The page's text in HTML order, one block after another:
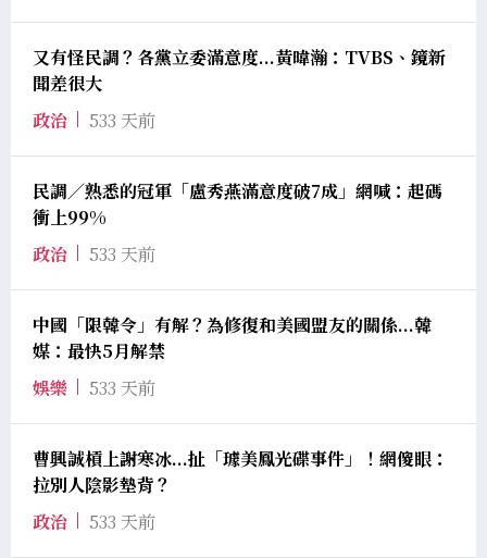
又有怪民調？各黨立委滿意度...黃暐瀚：TVBS、鏡新
聞差很大
政治
533 天前
民調／熟悉的冠軍「盧秀燕滿意度破7成」網喊：起碼
衝上99%
政治
533 天前
中國「限韓令」有解？為修復和美國盟友的關係...韓
媒：最快5月解禁
娛樂
533 天前
曹興誠槓上謝寒冰...扯「璩美鳳光碟事件」！網傻眼：
拉別人陰影墊背？
政治
533 天前